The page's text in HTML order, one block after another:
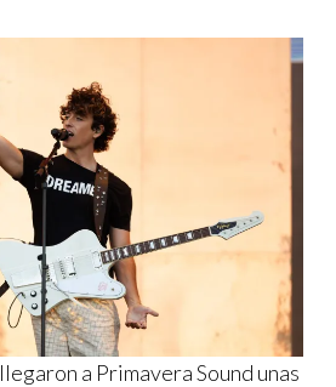
llegaron a Primavera Sound unas